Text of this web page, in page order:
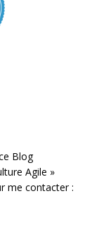
Blog
Agile »
me contacter :